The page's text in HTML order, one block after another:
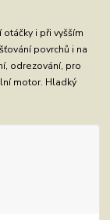
i při vyšším
povrchů i na
odrezování, pro
motor. Hladký